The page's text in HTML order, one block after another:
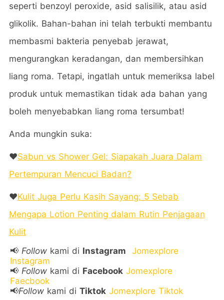
seperti benzoyl peroxide, asid salisilik, atau asid
glikolik. Bahan-bahan ini telah terbukti membantu
membasmi bakteria penyebab jerawat,
mengurangkan keradangan, dan membersihkan
liang roma. Tetapi, ingatlah untuk memeriksa label
produk untuk memastikan tidak ada bahan yang
boleh menyebabkan liang roma tersumbat!
Anda mungkin suka:
❤️Sabun vs Shower Gel: Siapakah Juara Dalam
Pertempuran Mencuci Badan?
❤️Kulit Juga Perlu Kasih Sayang: 5 Sebab
Mengapa Lotion Penting dalam Rutin Penjagaan
Kulit
📢 Follow kami di Instagram
Jomexplore
Instagram
📢 Follow kami di Facebook Jomexplore
Faecbook
📢Follow kami di Tiktok Jomexplore Tiktok